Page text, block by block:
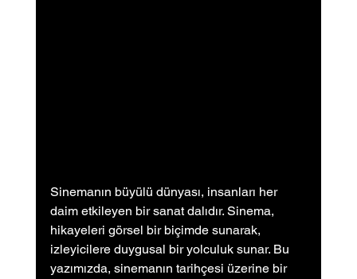
Sinemanın büyülü dünyası, insanları her
daim etkileyen bir sanat dalıdır. Sinema,
hikayeleri görsel bir biçimde sunarak,
izleyicilere duygusal bir yolculuk sunar. Bu
yazımızda, sinemanın tarihçesi üzerine bir